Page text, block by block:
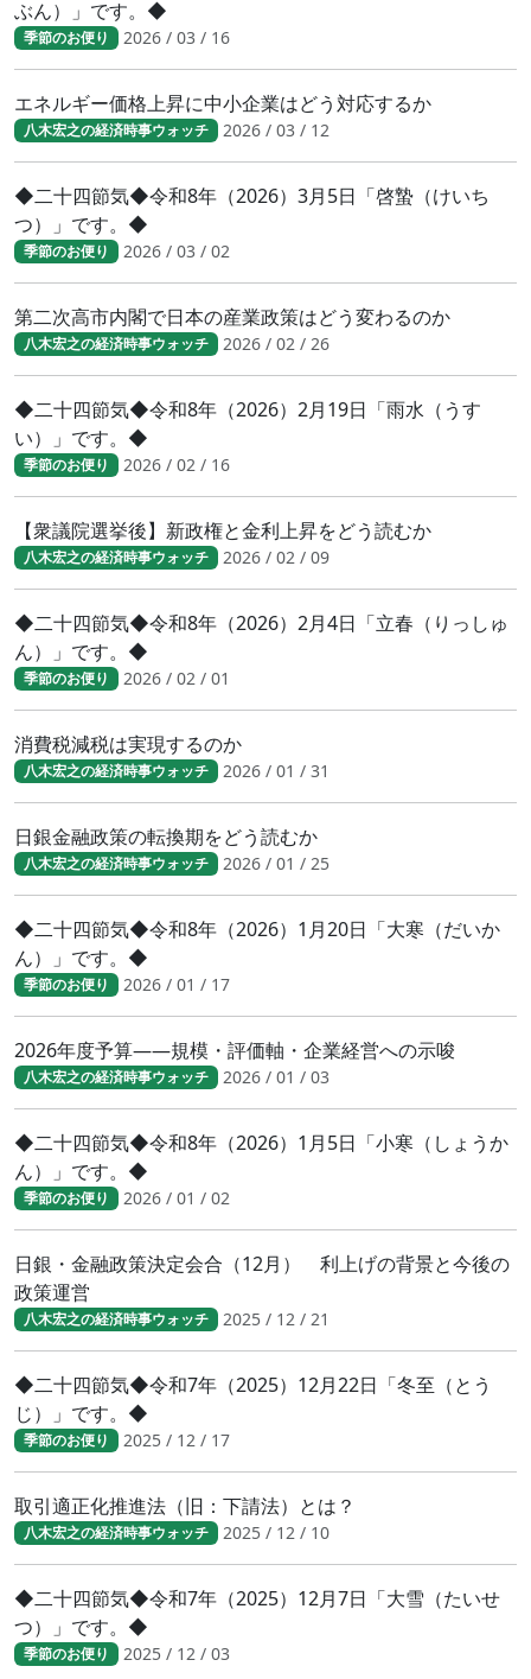
ぶん）」です。◆
季節のお便り 2026 / 03 / 16
エネルギー価格上昇に中小企業はどう対応するか
八木宏之の経済時事ウォッチ 2026 / 03 / 12
◆二十四節気◆令和8年（2026）3月5日「啓蟄（けいち
つ）」です。◆
季節のお便り 2026 / 03 / 02
第二次高市内閣で日本の産業政策はどう変わるのか
八木宏之の経済時事ウォッチ 2026 / 02 / 26
◆二十四節気◆令和8年（2026）2月19日「雨水（うす
い）」です。◆
季節のお便り 2026 / 02 / 16
【衆議院選挙後】新政権と金利上昇をどう読むか
八木宏之の経済時事ウォッチ 2026 / 02 / 09
◆二十四節気◆令和8年（2026）2月4日「立春（りっしゅ
ん）」です。◆
季節のお便り 2026 / 02 / 01
消費税減税は実現するのか
八木宏之の経済時事ウォッチ 2026 / 01 / 31
日銀金融政策の転換期をどう読むか
八木宏之の経済時事ウォッチ 2026 / 01 / 25
◆二十四節気◆令和8年（2026）1月20日「大寒（だいか
ん）」です。◆
季節のお便り 2026 / 01 / 17
2026年度予算――規模・評価軸・企業経営への示唆
八木宏之の経済時事ウォッチ 2026 / 01 / 03
◆二十四節気◆令和8年（2026）1月5日「小寒（しょうか
ん）」です。◆
季節のお便り 2026 / 01 / 02
日銀・金融政策決定会合（12月） 利上げの背景と今後の
政策運営
八木宏之の経済時事ウォッチ 2025 / 12 / 21
◆二十四節気◆令和7年（2025）12月22日「冬至（とう
じ）」です。◆
季節のお便り 2025 / 12 / 17
取引適正化推進法（旧：下請法）とは？
八木宏之の経済時事ウォッチ 2025 / 12 / 10
◆二十四節気◆令和7年（2025）12月7日「大雪（たいせ
つ）」です。◆
季節のお便り 2025 / 12 / 03